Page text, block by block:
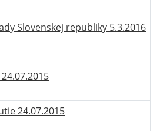
Slovenskej republiky 5.3.2016
24.07.2015